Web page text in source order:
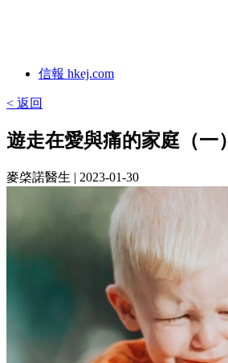
信報 hkej.com
< 返回
遊走在愛與痛的家庭（一）
麥棨諾醫生 | 2023-01-30